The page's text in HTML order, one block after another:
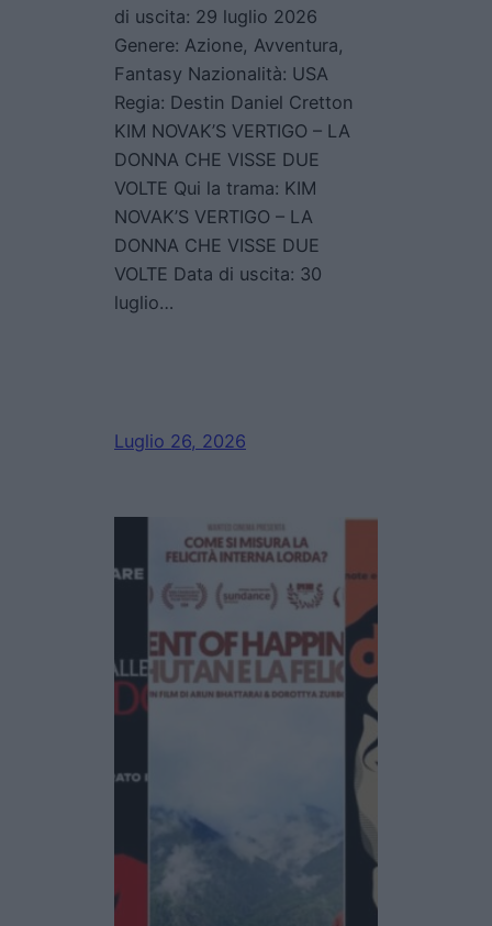
di uscita: 29 luglio 2026
Genere: Azione, Avventura,
Fantasy Nazionalità: USA
Regia: Destin Daniel Cretton
KIM NOVAK’S VERTIGO – LA
DONNA CHE VISSE DUE
VOLTE Qui la trama: KIM
NOVAK’S VERTIGO – LA
DONNA CHE VISSE DUE
VOLTE Data di uscita: 30
luglio…
Luglio 26, 2026